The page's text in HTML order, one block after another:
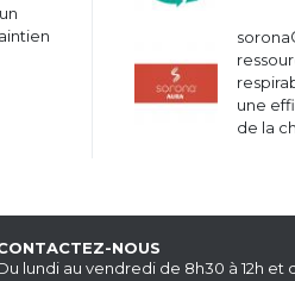
une
de la
NOUS
lundi au vendredi de 8h30 à 12h et